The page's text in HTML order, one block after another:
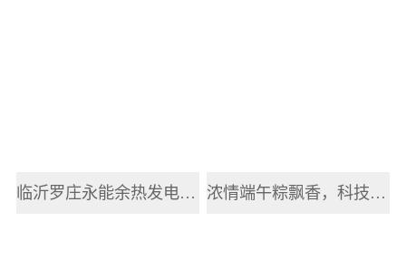
临沂罗庄永能余热发电有限公司开展2025年职工端午节主题活动 浓情端午粽飘香，科技赋能传递健康情